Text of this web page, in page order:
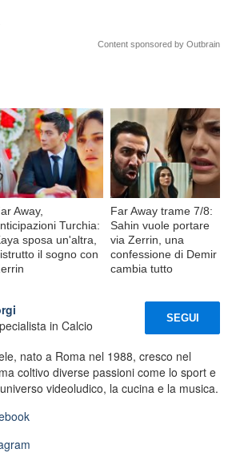
Content sponsored by Outbrain
Away,
Turchia:
sposa un'altra,
il sogno con
Far Away trame 7/8:
Sahin vuole portare
via Zerrin, una
confessione di Demir
cambia tutto
in Calcio
SEGUI
nato a Roma nel 1988, cresco nel
coltivo diverse passioni come lo sport e
videoludico, la cucina e la musica.